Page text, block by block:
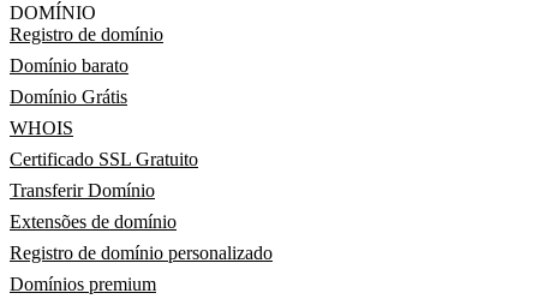
DOMÍNIO
Registro de domínio
Domínio barato
Domínio Grátis
WHOIS
Certificado SSL Gratuito
Transferir Domínio
Extensões de domínio
Registro de domínio personalizado
Domínios premium